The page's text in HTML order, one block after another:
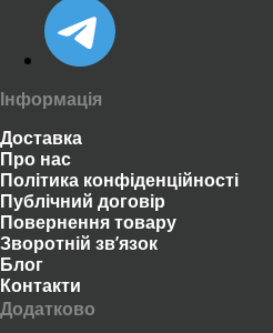
Інформація
Доставка
Про нас
Політика конфіденційності
Публічний договір
Повернення товару
Зворотній зв’язок
Блог
Контакти
Додатково